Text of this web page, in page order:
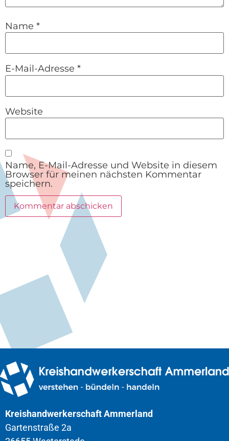
Name *
E-Mail-Adresse *
Website
Name, E-Mail-Adresse und Website in diesem
Browser für meinen nächsten Kommentar
speichern.
Kreishandwerkerschaft Ammerland
Gartenstraße 2a